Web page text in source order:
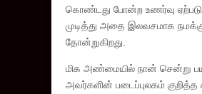
கொண்டது போன்ற உணர்வு
முடித்து அதை இலவசமாக
தோன்றுகிறது.
மிக அண்மையில் நான் சென்று
அவர்களின் படைப்புலகம் குறித்த